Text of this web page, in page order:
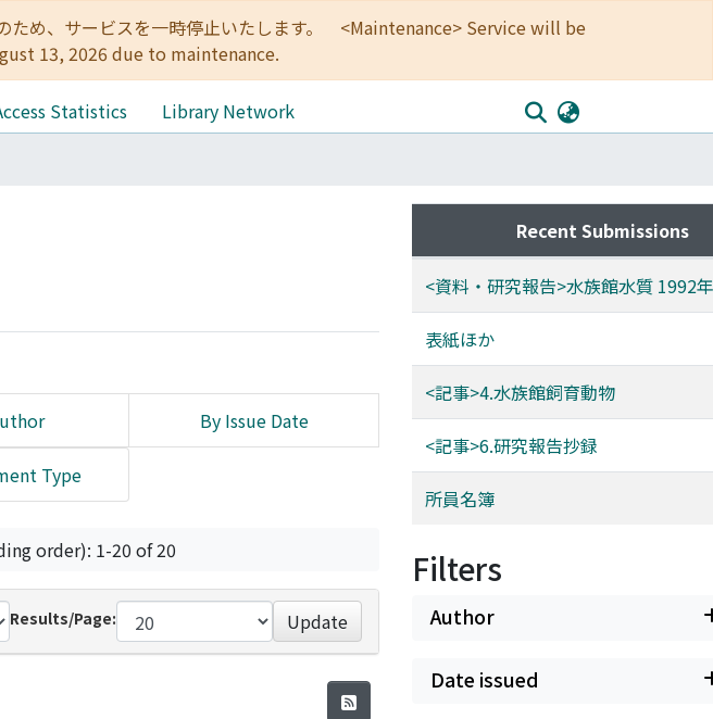
ため、サービスを一時停止いたします。 <Maintenance> Service will be
13, 2026 due to maintenance.
Statistics
Library Network
By Issue Date
Type
order): 1-20 of 20
Results/Page: Update
Recent Submissions
<資料・研究報告>水族館水質 1992年
表紙ほか
<記事>4.水族館飼育動物
<記事>6.研究報告抄録
所員名簿
Filters
Author
Date issued